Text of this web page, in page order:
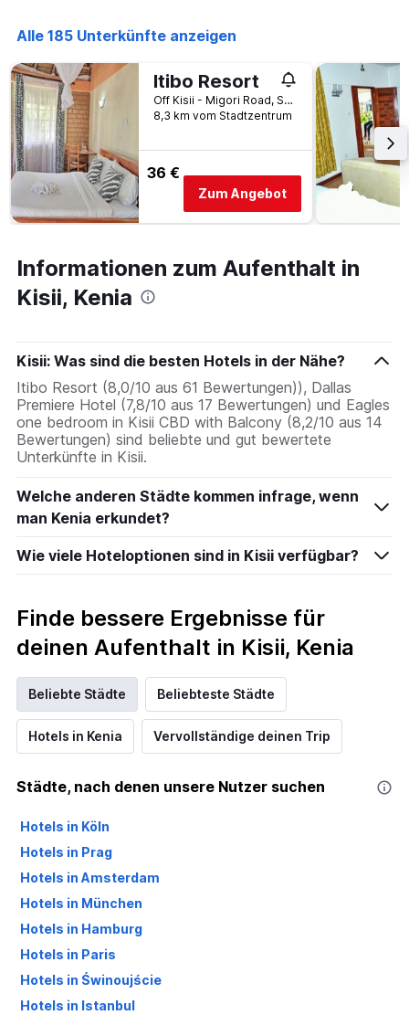
Alle 185 Unterkünfte anzeigen
Itibo Resort
Off Kisii - Migori Road, Suneka, Kisii, Kenia
8,3 km vom Stadtzentrum
36 €
Zum Angebot
Informationen zum Aufenthalt in
Kisii, Kenia
Kisii: Was sind die besten Hotels in der Nähe?
Itibo Resort (8,0/10 aus 61 Bewertungen)), Dallas
Premiere Hotel (7,8/10 aus 17 Bewertungen) und Eagles
one bedroom in Kisii CBD with Balcony (8,2/10 aus 14
Bewertungen) sind beliebte und gut bewertete
Unterkünfte in Kisii.
Welche anderen Städte kommen infrage, wenn
man Kenia erkundet?
Wie viele Hoteloptionen sind in Kisii verfügbar?
Finde bessere Ergebnisse für
deinen Aufenthalt in Kisii, Kenia
Beliebte Städte Beliebteste Städte
Hotels in Kenia Vervollständige deinen Trip
Städte, nach denen unsere Nutzer suchen
Hotels in Köln
Hotels in Prag
Hotels in Amsterdam
Hotels in München
Hotels in Hamburg
Hotels in Paris
Hotels in Świnoujście
Hotels in Istanbul